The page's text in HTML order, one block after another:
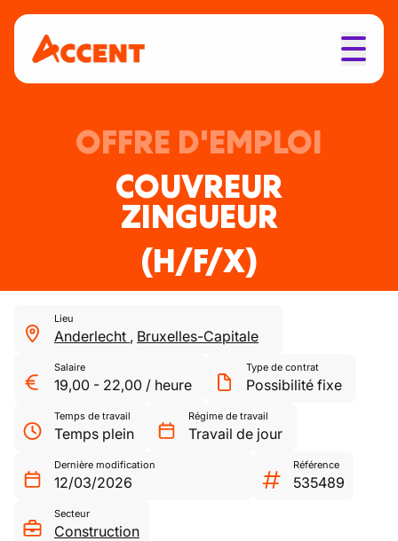
OFFRE D'EMPLOI
COUVREUR
ZINGUEUR
(H/F/X)
Lieu
Anderlecht , Bruxelles-Capitale
Salaire
19,00 - 22,00 / heure
Type de contrat
Possibilité fixe
Temps de travail
Temps plein
Régime de travail
Travail de jour
Dernière modification
12/03/2026
Référence
535489
Secteur
Construction